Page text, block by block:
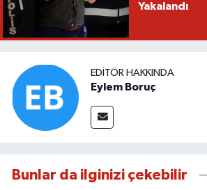
Yakalandı
EDITÖR HAKKINDA
Eylem Boruç
Bunlar da ilginizi çekebilir